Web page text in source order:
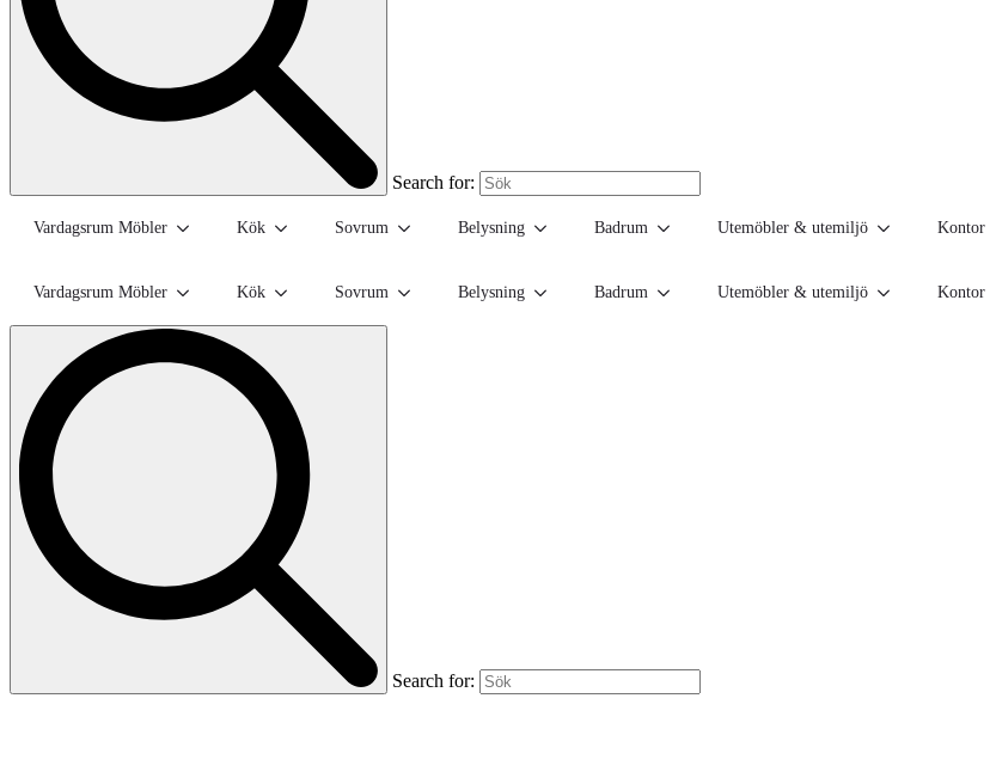
Search for:
Vardagsrum Möbler Kök Sovrum Belysning Badrum Utemöbler & utemiljö Kontor
Vardagsrum Möbler Kök Sovrum Belysning Badrum Utemöbler & utemiljö Kontor
Search for: